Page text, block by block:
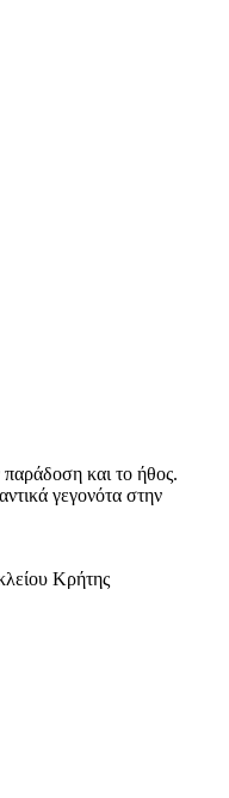
παράδοση και το ήθος.
γεγονότα στην
Κρήτης